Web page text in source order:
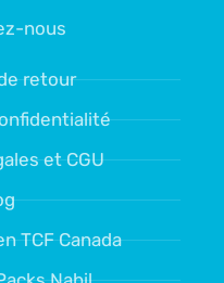
nous
retour
et CGU
TCF Canada